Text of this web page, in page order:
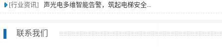
[行业资讯] 声光电多维智能告警，筑起电梯安全...
联系我们